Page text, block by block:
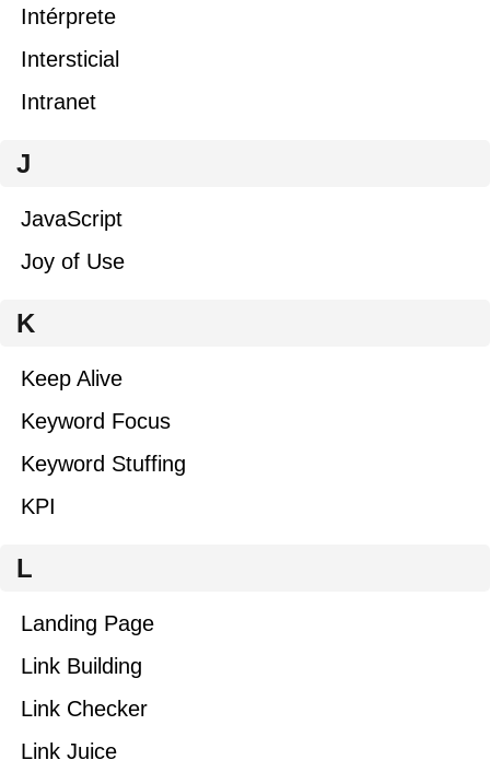
Intérprete
Intersticial
Intranet
J
JavaScript
Joy of Use
K
Keep Alive
Keyword Focus
Keyword Stuffing
KPI
L
Landing Page
Link Building
Link Checker
Link Juice